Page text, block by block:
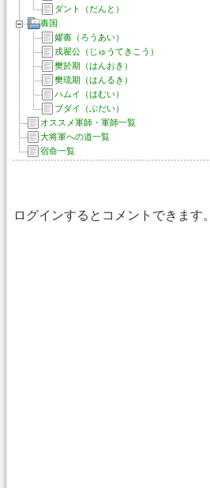
ダント（だんと）
毐国
嫪毐（ろうあい）
戎翟公（じゅうてきこう）
樊於期（はんおき）
樊琉期（はんるき）
ハムイ（はむい）
ブダイ（ぶだい）
オススメ軍師・軍師一覧
大将軍への道一覧
宿命一覧
ログインするとコメントできます。